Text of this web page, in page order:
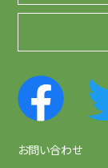
お問い合わせ